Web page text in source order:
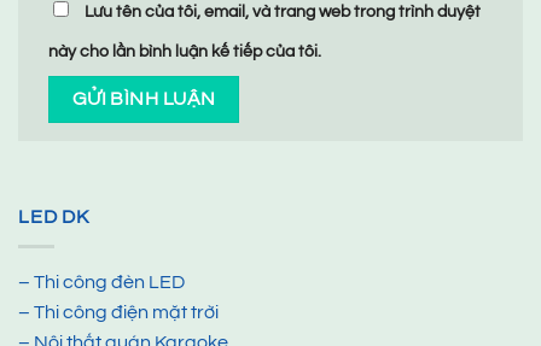
Lưu tên của tôi, email, và trang web trong trình duyệt
này cho lần bình luận kế tiếp của tôi.
LED DK
– Thi công đèn LED
– Thi công điện mặt trời